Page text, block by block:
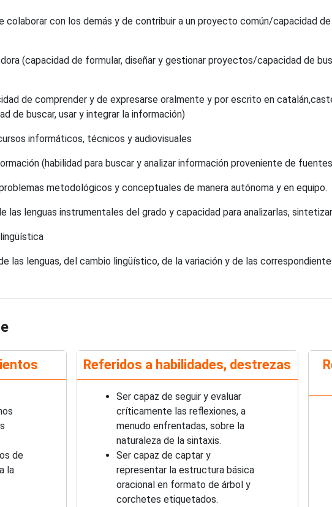
colaborar con los demás y de contribuir a un proyecto común/capacidad
(capacidad de formular, diseñar y gestionar proyectos/capacidad de
de comprender y de expresarse oralmente y por escrito en
de buscar, usar y integrar la información)
informáticos, técnicos y audiovisuales
(habilidad para buscar y analizar información proveniente de
metodológicos y conceptuales de manera autónoma y en equipo.
las lenguas instrumentales del grado y capacidad para analizarlas,
las lenguas, del cambio lingüístico, de la variación y de las
de
la
Referidos a habilidades, destrezas
Ser capaz de seguir y evaluar
críticamente las reflexiones, a
menudo enfrentadas, sobre la
naturaleza de la sintaxis.
Ser capaz de captar y
representar la estructura básica
oracional en formato de árbol y
corchetes etiquetados.